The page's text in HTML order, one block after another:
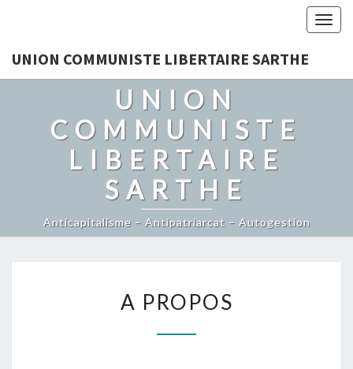
UNION COMMUNISTE LIBERTAIRE SARTHE
UNION
COMMUNISTE
LIBERTAIRE
SARTHE
Anticapitalisme – Antipatriarcat – Autogestion
PROPOS
A PROPOS